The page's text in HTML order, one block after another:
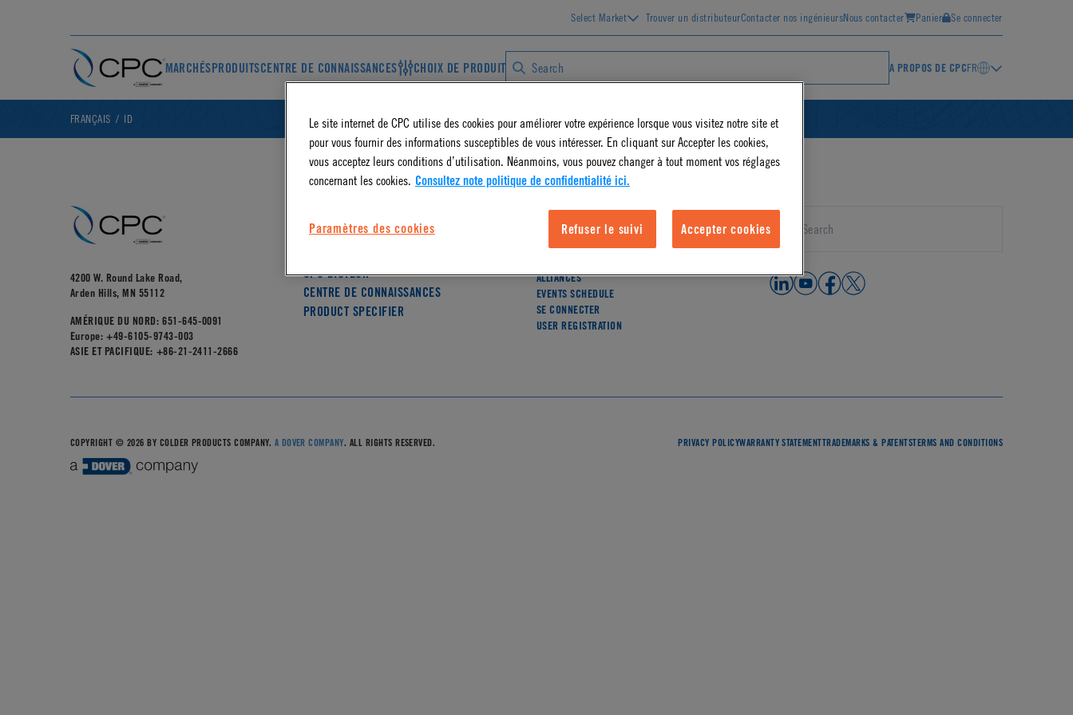
Select Market Trouver un distributeurContacter nos ingénieursNous contacter Panier Se connecter
MARCHÉSPRODUITSCENTRE DE CONNAISSANCES CHOIX DE PRODUIT A PROPOS DE CPCFR
FRANÇAIS ID
4200 W. Round Lake Road,
Arden Hills, MN 55112
AMÉRIQUE DU NORD: 651-645-0091
Europe: +49-6105-9743-003
ASIE ET PACIFIQUE: +86-21-2411-2666
GENERAL PURPOSE
CPC BIOTECH
CENTRE DE CONNAISSANCES
PRODUCT SPECIFIER
TROUVER UN DISTRIBUTEUR
CONTACTER NOS INGÉNIEURS
NEWS ROOM
ALLIANCES
EVENTS SCHEDULE
SE CONNECTER
USER REGISTRATION
COPYRIGHT © 2026 BY COLDER PRODUCTS COMPANY. A DOVER COMPANY. ALL RIGHTS RESERVED. PRIVACY POLICYWARRANTY STATEMENTTRADEMARKS & PATENTSTERMS AND CONDITIONS
Le site internet de CPC utilise des cookies pour améliorer votre expérience lorsque vous visitez notre site et
pour vous fournir des informations susceptibles de vous intéresser. En cliquant sur Accepter les cookies,
vous acceptez leurs conditions d’utilisation. Néanmoins, vous pouvez changer à tout moment vos réglages
concernant les cookies. Consultez note politique de confidentialité ici.
Paramètres des cookies Refuser le suivi Accepter cookies